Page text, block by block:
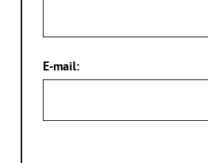
E-mail: